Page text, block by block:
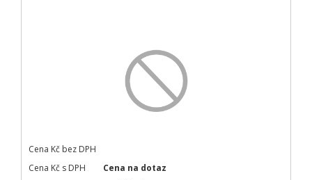
Cena Kč bez DPH
Cena Kč s DPH
Cena na dotaz